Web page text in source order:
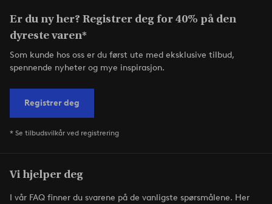
Er du ny her? Registrer deg for 40% på den
dyreste varen*
Som kunde hos oss er du først ute med eksklusive tilbud,
spennende nyheter og mye inspirasjon.
Registrer deg
* Se tilbudsvilkår ved registrering
Vi hjelper deg
I vår FAQ finner du svarene på de vanligste spørsmålene. Her